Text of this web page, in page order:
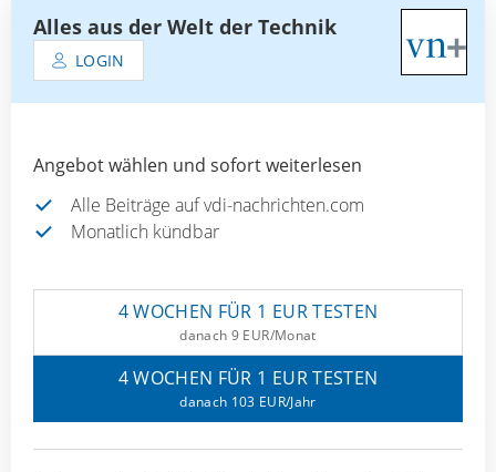
Alles aus der Welt der Technik
LOGIN
Angebot wählen und sofort weiterlesen
Alle Beiträge auf vdi-nachrichten.com
Monatlich kündbar
4 WOCHEN FÜR 1 EUR TESTEN
danach 9 EUR/Monat
4 WOCHEN FÜR 1 EUR TESTEN
danach 103 EUR/Jahr